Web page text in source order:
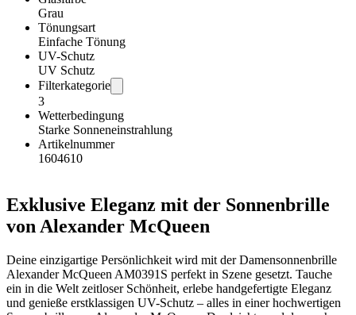
Grau
Tönungsart
Einfache Tönung
UV-Schutz
UV Schutz
Filterkategorie
3
Wetterbedingung
Starke Sonneneinstrahlung
Artikelnummer
1604610
Exklusive Eleganz mit der Sonnenbrille
von Alexander McQueen
Deine einzigartige Persönlichkeit wird mit der Damensonnenbrille
Alexander McQueen AM0391S perfekt in Szene gesetzt. Tauche
ein in die Welt zeitloser Schönheit, erlebe handgefertigte Eleganz
und genieße erstklassigen UV-Schutz – alles in einer hochwertigen